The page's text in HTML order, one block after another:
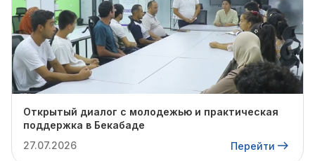
Открытый диалог с молодежью и практическая
поддержка в Бекабаде
27.07.2026
Перейти